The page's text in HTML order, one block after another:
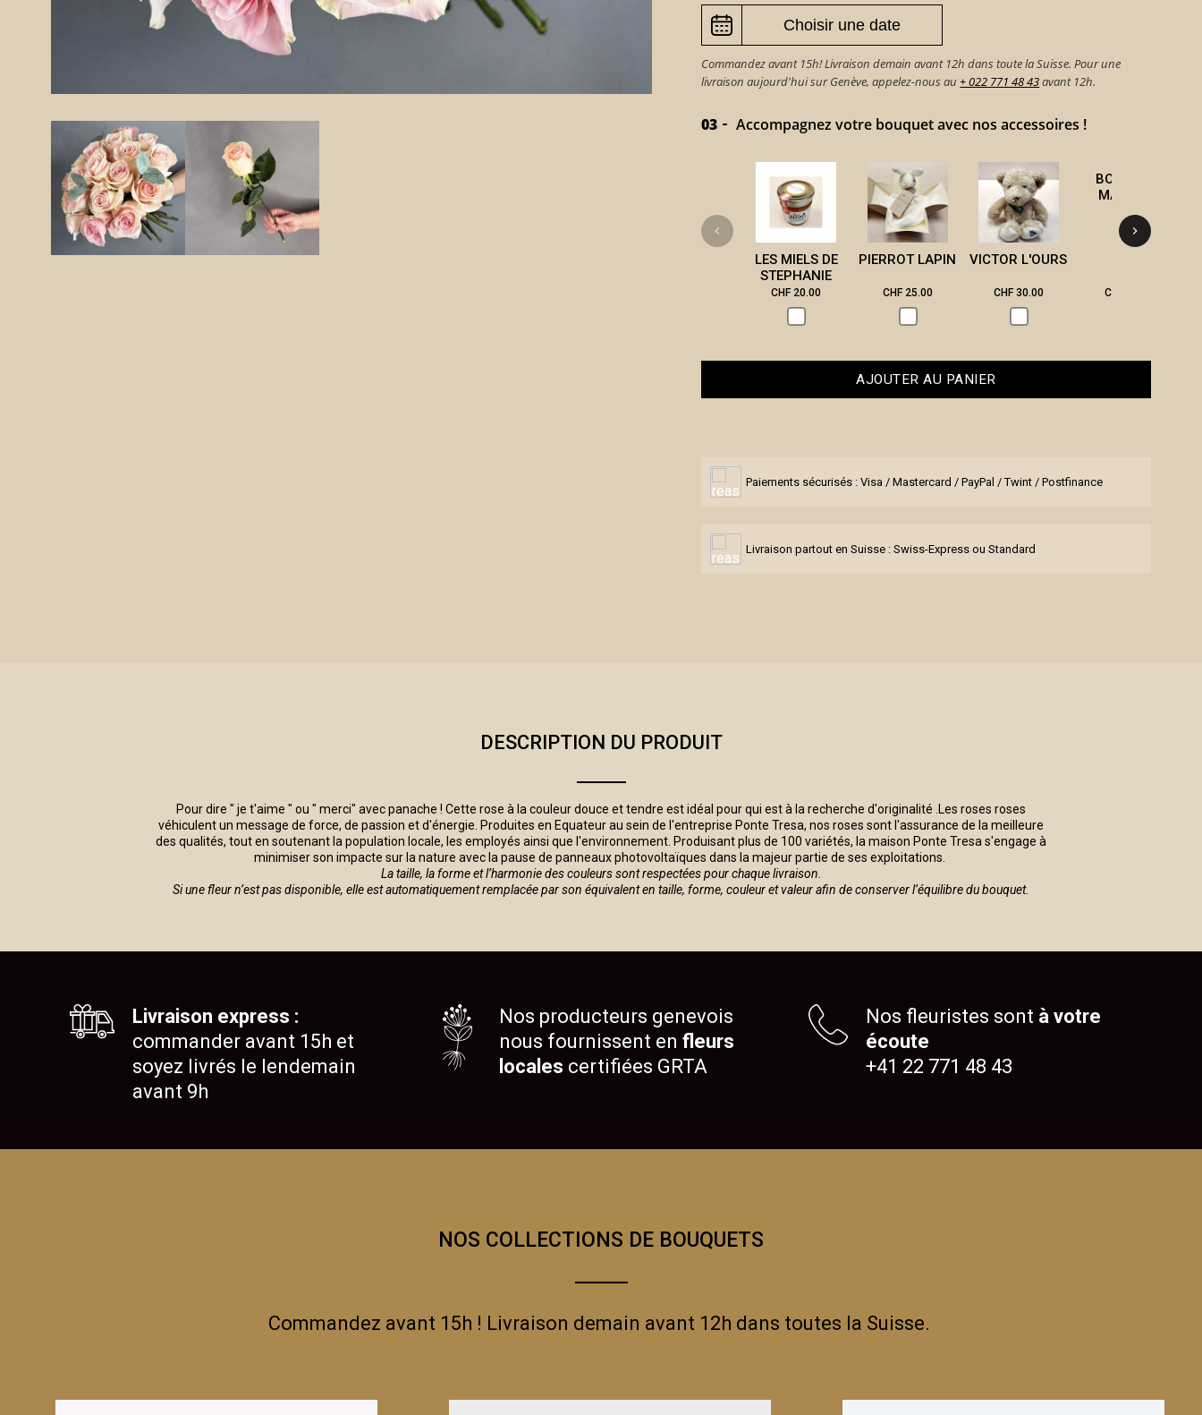
Commandez avant 15h! Livraison demain avant 12h dans toute la Suisse. Pour une
livraison aujourd'hui sur Genève, appelez-nous au+ 022 771 48 43avant 12h.
03 Accompagnez votre bouquet avec nos accessoires !
LES MIELS DE
STEPHANIE
CHF 20.00
PIERROT LAPIN
CHF 25.00
VICTOR L'OURS
CHF 30.00
BOUGIE DE
MASSAGE
CHF 28.00
AJOUTER AU PANIER
Paiements sécurisés : Visa / Mastercard / PayPal / Twint / Postfinance
Livraison partout en Suisse : Swiss-Express ou Standard
DESCRIPTION DU PRODUIT
Pour dire " je t'aime " ou " merci" avec panache ! Cette rose à la couleur douce et tendre est idéal pour qui est à la recherche d'originalité .Les roses roses
véhiculent un message de force, de passion et d'énergie. Produites en Equateur au sein de l'entreprise Ponte Tresa, nos roses sont l'assurance de la meilleure
des qualités, tout en soutenant la population locale, les employés ainsi que l'environnement. Produisant plus de 100 variétés, la maison Ponte Tresa s'engage à
minimiser son impacte sur la nature avec la pause de panneaux photovoltaïques dans la majeur partie de ses exploitations.
La taille, la forme et l’harmonie des couleurs sont respectées pour chaque livraison.
Si une fleur n’est pas disponible, elle est automatiquement remplacée par son équivalent en taille, forme, couleur et valeur afin de conserver l’équilibre du bouquet.
Livraison express :
commander avant 15h et
soyez livrés le lendemain
avant 9h
Nos producteurs genevois
nous fournissent en fleurs
locales certifiées GRTA
Nos fleuristes sont à votre
écoute
+41 22 771 48 43
NOS COLLECTIONS DE BOUQUETS
Commandez avant 15h ! Livraison demain avant 12h dans toutes la Suisse.